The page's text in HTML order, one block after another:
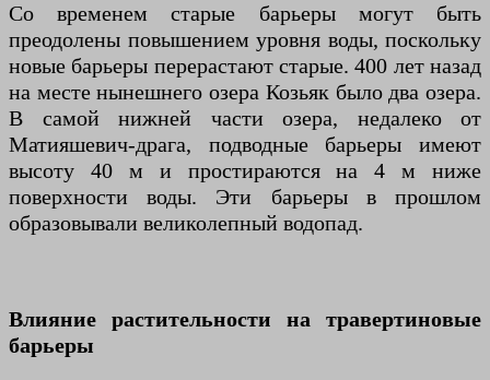
Со временем старые барьеры могут быть
преодолены повышением уровня воды, поскольку
новые барьеры перерастают старые. 400 лет назад
на месте нынешнего озера Козьяк было два озера.
В самой нижней части озера, недалеко от
Матияшевич-драга, подводные барьеры имеют
высоту 40 м и простираются на 4 м ниже
поверхности воды. Эти барьеры в прошлом
образовывали великолепный водопад.
Влияние растительности на травертиновые
барьеры